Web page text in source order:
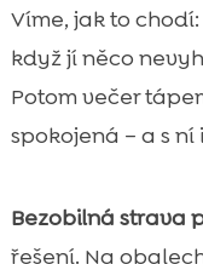
 Co
proč se o ní
Pro koho je
 Možná rizika
přechodu
Víme, jak to
když jí něco
Potom večer
spokojená – a s ní
Bezobilná strava
řešení. Na